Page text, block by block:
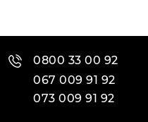
0800 33 00 92
067 009 91 92
073 009 91 92